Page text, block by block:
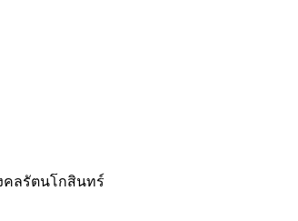
คลรัตนโกสินทร์